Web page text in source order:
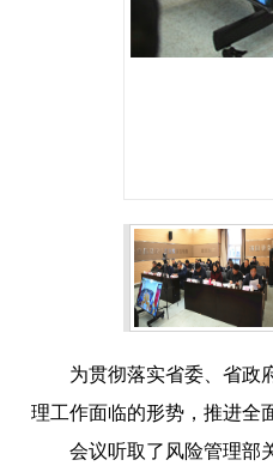
为贯彻落实省委、省政府
理工作面临的形势，推进全
会议听取了风险管理部关